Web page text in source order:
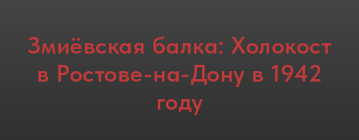
Змиёвская балка: Холокост
в Ростове-на-Дону в 1942
году